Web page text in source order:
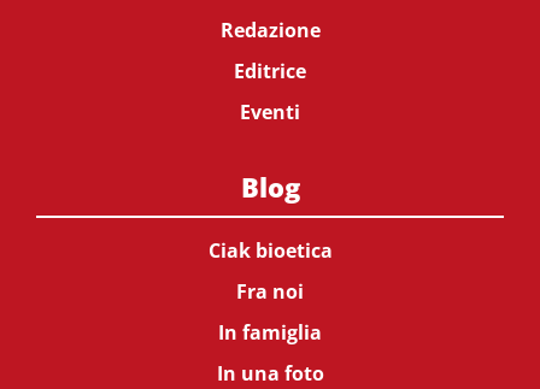
Redazione
Editrice
Eventi
Blog
Ciak bioetica
Fra noi
In famiglia
In una foto